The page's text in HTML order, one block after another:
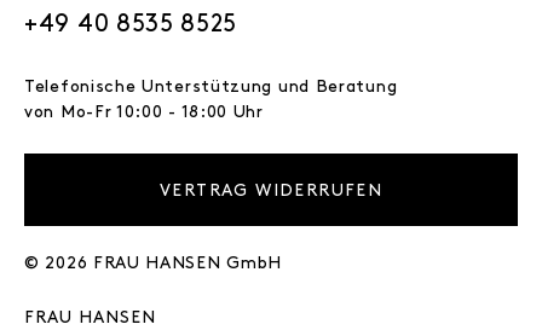
+49 40 8535 8525
Telefonische Unterstützung und Beratung
von Mo-Fr 10:00 - 18:00 Uhr
VERTRAG WIDERRUFEN
© 2026 FRAU HANSEN GmbH
FRAU HANSEN